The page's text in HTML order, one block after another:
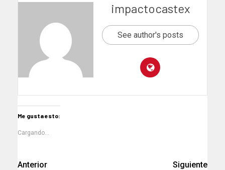
impactocastex
See author's posts
Me gusta esto:
Cargando...
Anterior
Siguiente